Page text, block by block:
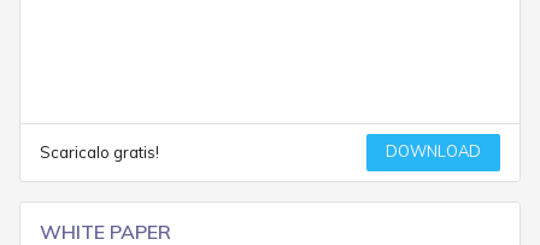
Scaricalo gratis! DOWNLOAD
WHITE PAPER